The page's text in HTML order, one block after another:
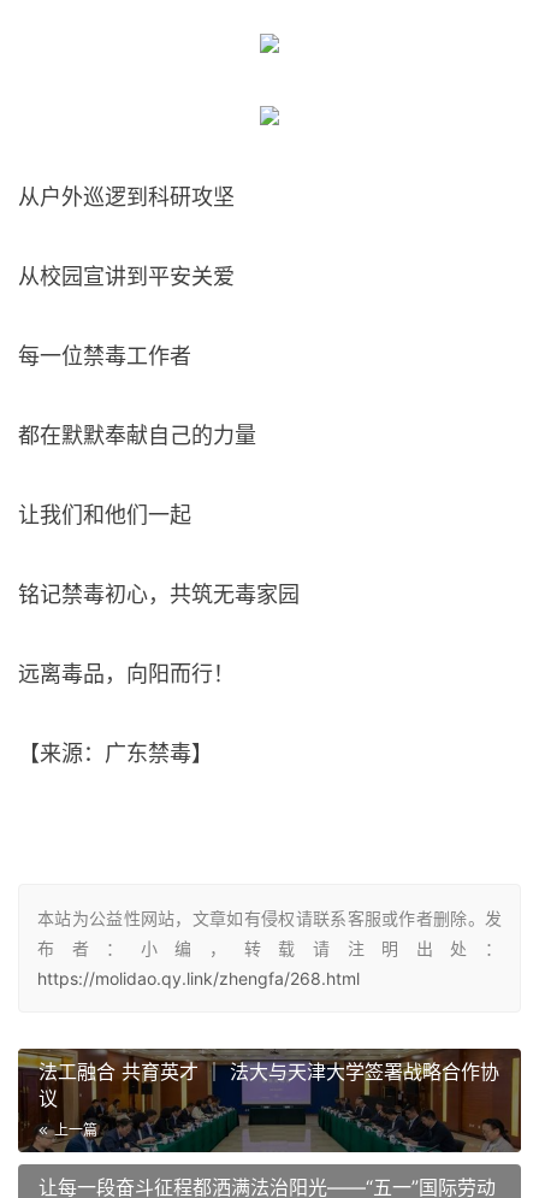
从户外巡逻到科研攻坚
从校园宣讲到平安关爱
每一位禁毒工作者
都在默默奉献自己的力量
让我们和他们一起
铭记禁毒初心，共筑无毒家园
远离毒品，向阳而行！
【来源：广东禁毒】
本站为公益性网站，文章如有侵权请联系客服或作者删除。发
布者：小编，转载请注明出处：
https://molidao.qy.link/zhengfa/268.html
法工融合 共育英才 ｜ 法大与天津大学签署战略合作协
议
上一篇
让每一段奋斗征程都洒满法治阳光——“五一”国际劳动